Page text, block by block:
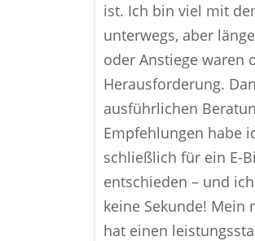
ist. Ich bin viel mit
unterwegs, aber
oder Anstiege waren
Herausforderung.
ausführlichen
Empfehlungen habe
schließlich für ein E-
entschieden – und
keine Sekunde! Mein
hat einen